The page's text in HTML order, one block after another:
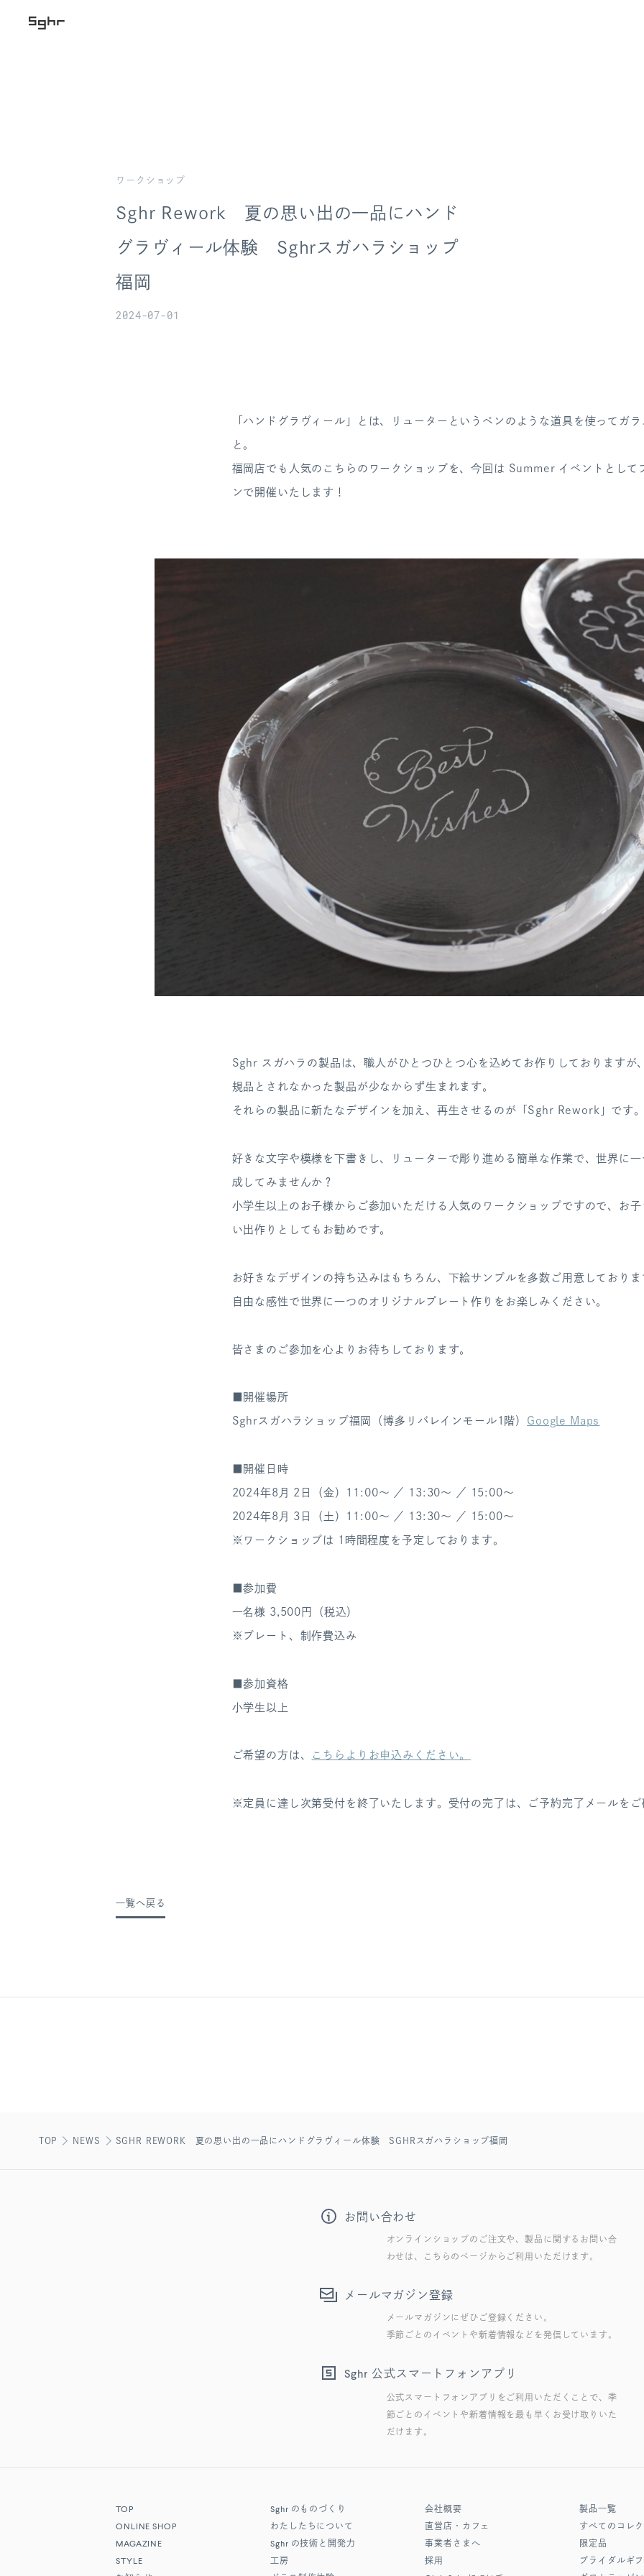
ワークショップ
Sghr Rework 夏の思い出の一品にハンド
グラヴィール体験 Sghrスガハラショップ
福岡
2024-07-01
「ハンドグラヴィール」とは、リューターというペンのような道具を使ってガラ
と。
福岡店でも人気のこちらのワークショップを、今回は Summer イベントとして
ンで開催いたします！
Sghr スガハラの製品は、職人がひとつひとつ心を込めてお作りしておりますが
規品とされなかった製品が少なからず生まれます。
それらの製品に新たなデザインを加え、再生させるのが「Sghr Rework」です。
好きな文字や模様を下書きし、リューターで彫り進める簡単な作業で、世界に
成してみませんか？
小学生以上のお子様からご参加いただける人気のワークショップですので、お
い出作りとしてもお勧めです。
お好きなデザインの持ち込みはもちろん、下絵サンプルを多数ご用意しており
自由な感性で世界に一つのオリジナルプレート作りをお楽しみください。
皆さまのご参加を心よりお待ちしております。
■開催場所
Sghrスガハラショップ福岡（博多リバレインモール1階） Google Maps
■開催日時
2024年8月 2日（金）11:00～ ／ 13:30～ ／ 15:00～
2024年8月 3日（土）11:00～ ／ 13:30～ ／ 15:00～
※ワークショップは 1時間程度を予定しております。
■参加費
一名様 3,500円（税込）
※プレート、制作費込み
■参加資格
小学生以上
ご希望の方は、 こちらよりお申込みください。
※定員に達し次第受付を終了いたします。受付の完了は、ご予約完了メールをご
一覧へ戻る
TOP NEWS SGHR REWORK 夏の思い出の一品にハンドグラヴィール体験 SGHRスガハラショップ福岡
お問い合わせ
オンラインショップのご注文や、製品に関するお問い合
わせは、こちらのページからご利用いただけます。
メールマガジン登録
メールマガジンにぜひご登録ください。
季節ごとのイベントや新着情報などを発信しています。
Sghr 公式スマートフォンアプリ
公式スマートフォンアプリをご利用いただくことで、季
節ごとのイベントや新着情報を最も早くお受け取りいた
だけます。
TOP
ONLINE SHOP
MAGAZINE
STYLE
Sghr のものづくり
わたしたちについて
Sghr の技術と開発力
工房
会社概要
直営店・カフェ
事業者さまへ
採用
製品一覧
すべてのコレ
限定品
ブライダルギフ